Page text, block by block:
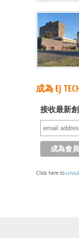
成為 EJ
接收最新
Click here to